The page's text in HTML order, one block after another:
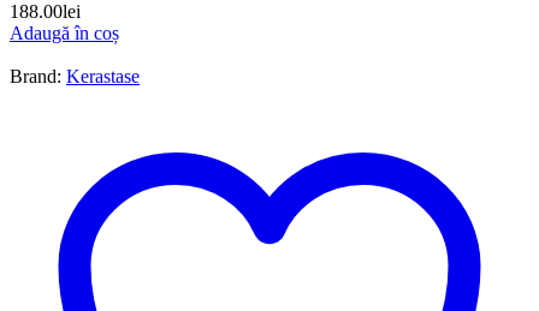
188.00lei
Adaugă în coș
Brand: Kerastase